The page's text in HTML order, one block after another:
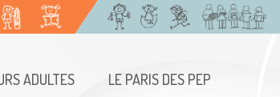
ADULTES LE PARIS DES PEP